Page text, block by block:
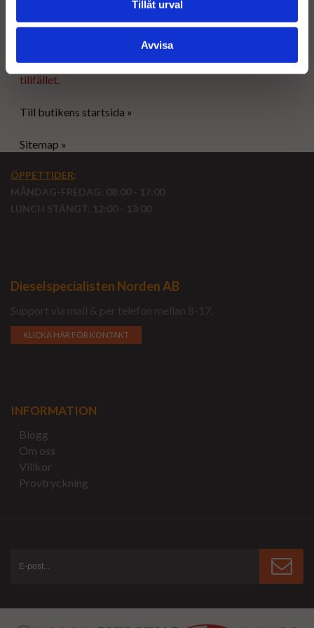
Tillåt urval
Avvisa
Tyvärr ingår inte denna produkt i vårt sortiment för
tillfället.
Till butikens startsida »
Sitemap »
ÖPPETTIDER:
MÅNDAG-FREDAG: 08:00 - 17:00
LUNCH STÄNGT: 12:00 - 13:00
Dieselspecialisten Norden AB
Support via mail & per telefon mellan 8-17.
KLICKA HÄR FÖR KONTAKT
INFORMATION
Blogg
Om oss
Villkor
Provtryckning